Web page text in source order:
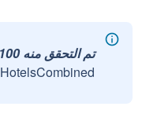
تم التحقق منه 100%
HotelsCombined أو مع شركائنا الخارجيين الموثوقين.